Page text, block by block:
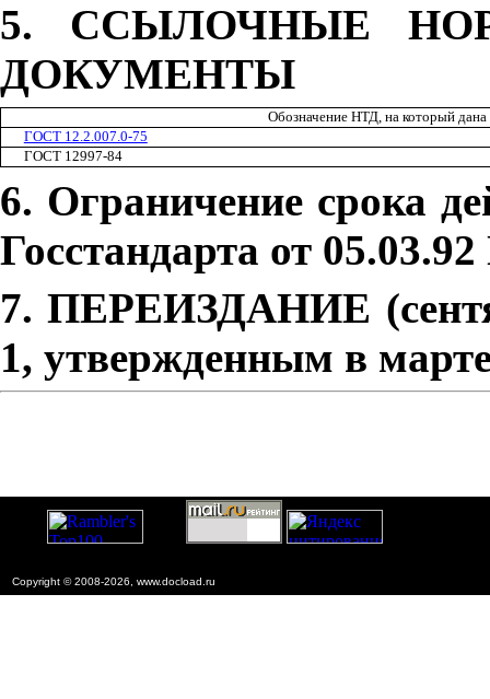
5. ССЫЛОЧНЫЕ
ДОКУМЕНТЫ
Обозначение НТД, на который дана
ГОСТ 12.2.007.0-75
ГОСТ 12997-84
6. Ограничение срока
Госстандарта от
7. ПЕРЕИЗДАНИЕ
1, утвержденным в
Copyright © 2008-2026, www.docload.ru